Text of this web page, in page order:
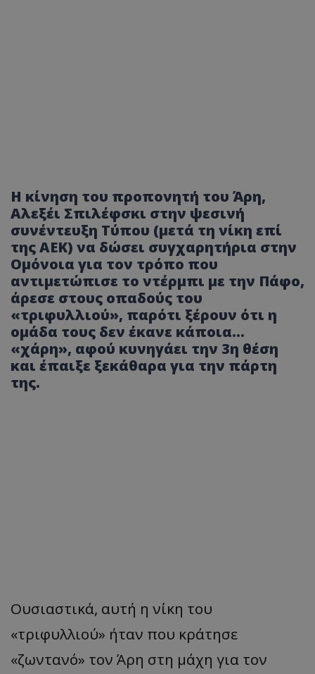
Η κίνηση του προπονητή του Άρη,
Αλεξέι Σπιλέφσκι στην ψεσινή
συνέντευξη Τύπου (μετά τη νίκη επί
της ΑΕΚ) να δώσει συγχαρητήρια στην
Ομόνοια για τον τρόπο που
αντιμετώπισε το ντέρμπι με την Πάφο,
άρεσε στους οπαδούς του
«τριφυλλιού», παρότι ξέρουν ότι η
ομάδα τους δεν έκανε κάποια...
«χάρη», αφού κυνηγάει την 3η θέση
και έπαιξε ξεκάθαρα για την πάρτη
της.
Ουσιαστικά, αυτή η νίκη του
«τριφυλλιού» ήταν που κράτησε
«ζωντανό» τον Άρη στη μάχη για τον